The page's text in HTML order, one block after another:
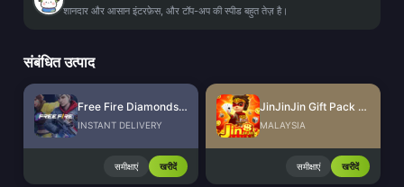
शानदार और आसान इंटरफ़ेस, और टॉप-अप की स्पीड बहुत तेज़ है।
संबंधित उत्पाद
Free Fire Diamonds EU + TR
INSTANT DELIVERY
समीक्षाएं खरीदें
JinJinJin Gift Pack Redeem Code
MALAYSIA
समीक्षाएं खरीदें